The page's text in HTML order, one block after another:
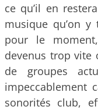
ce qu’il en
musique qu’on
pour le
devenus trop vite
de groupes
impeccablement
sonorités club,